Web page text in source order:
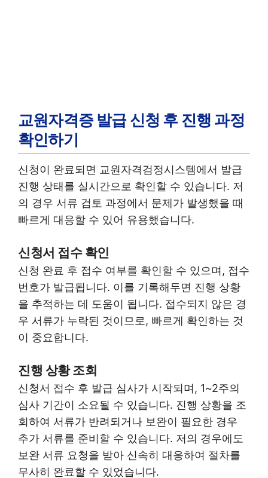
교원자격증 발급 신청 후 진행 과정
확인하기
신청이 완료되면 교원자격검정시스템에서 발급
진행 상태를 실시간으로 확인할 수 있습니다. 저
의 경우 서류 검토 과정에서 문제가 발생했을 때
빠르게 대응할 수 있어 유용했습니다.
신청서 접수 확인
신청 완료 후 접수 여부를 확인할 수 있으며, 접수
번호가 발급됩니다. 이를 기록해두면 진행 상황
을 추적하는 데 도움이 됩니다. 접수되지 않은 경
우 서류가 누락된 것이므로, 빠르게 확인하는 것
이 중요합니다.
진행 상황 조회
신청서 접수 후 발급 심사가 시작되며, 1~2주의
심사 기간이 소요될 수 있습니다. 진행 상황을 조
회하여 서류가 반려되거나 보완이 필요한 경우
추가 서류를 준비할 수 있습니다. 저의 경우에도
보완 서류 요청을 받아 신속히 대응하여 절차를
무사히 완료할 수 있었습니다.